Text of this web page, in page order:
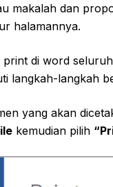
makalah dan
halamannya.
print di word
langkah-langkah
yang akan
kemudian pilih